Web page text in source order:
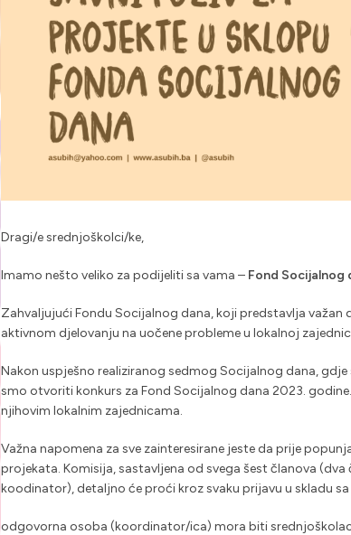
Dragi/e srednjoškolci/ke,
Imamo nešto veliko za podijeliti sa vama – Fond Socijalnog
Zahvaljujući Fondu Socijalnog dana, koji predstavlja
aktivnom djelovanju na uočene probleme u lokalnoj
Nakon uspješno realiziranog sedmog Socijalnog dana,
smo otvoriti konkurs za Fond Socijalnog dana 2023.
njihovim lokalnim zajednicama.
Važna napomena za sve zainteresirane jeste da prije
projekata. Komisija, sastavljena od svega šest članova
koodinator), detaljno će proći kroz svaku prijavu u skladu
odgovorna osoba (koordinator/ica) mora biti